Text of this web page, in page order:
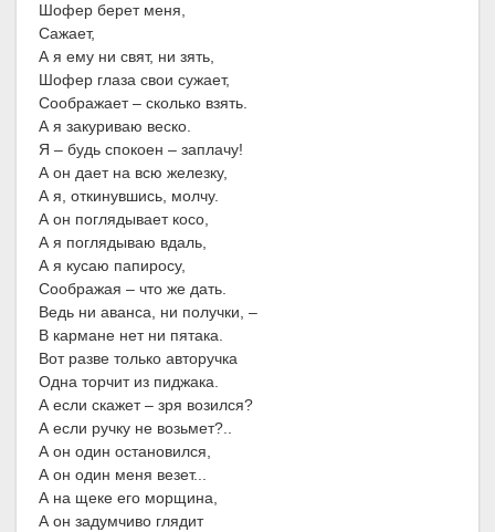
Шофер берет меня,
Сажает,
А я ему ни свят, ни зять,
Шофер глаза свои сужает,
Соображает – сколько взять.
А я закуриваю веско.
Я – будь спокоен – заплачу!
А он дает на всю железку,
А я, откинувшись, молчу.
А он поглядывает косо,
А я поглядываю вдаль,
А я кусаю папиросу,
Соображая – что же дать.
Ведь ни аванса, ни получки, –
В кармане нет ни пятака.
Вот разве только авторучка
Одна торчит из пиджака.
А если скажет – зря возился?
А если ручку не возьмет?..
А он один остановился,
А он один меня везет...
А на щеке его морщина,
А он задумчиво глядит